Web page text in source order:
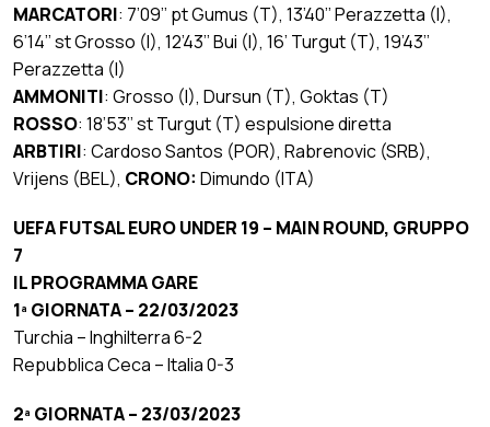
MARCATORI: 7’09’’ pt Gumus (T), 13’40’’ Perazzetta (I),
6’14’’ st Grosso (I), 12’43’’ Bui (I), 16’ Turgut (T), 19’43’’
Perazzetta (I)
AMMONITI: Grosso (I), Dursun (T), Goktas (T)
ROSSO: 18’53’’ st Turgut (T) espulsione diretta
ARBTIRI: Cardoso Santos (POR), Rabrenovic (SRB),
Vrijens (BEL), CRONO: Dimundo (ITA)
UEFA FUTSAL EURO UNDER 19 – MAIN ROUND, GRUPPO
7
IL PROGRAMMA GARE
1ª GIORNATA – 22/03/2023
Turchia – Inghilterra 6-2
Repubblica Ceca – Italia 0-3
2ª GIORNATA – 23/03/2023